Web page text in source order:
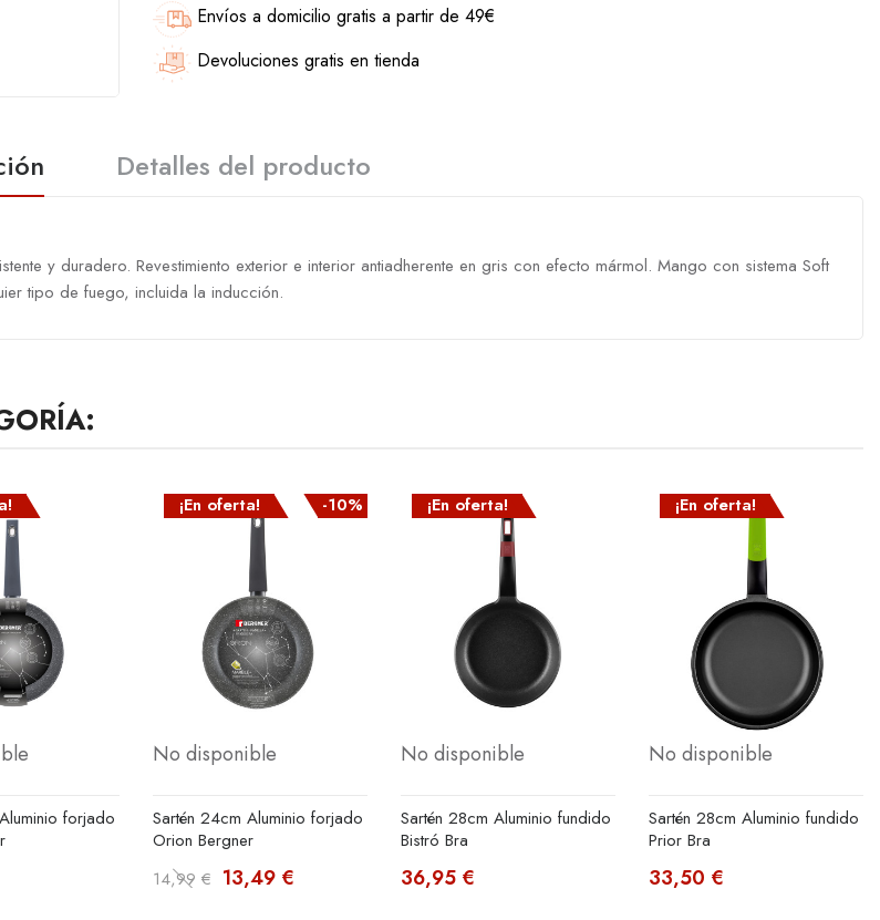
Envíos a domicilio gratis a partir de 49€
Devoluciones gratis en tienda
Detalles del producto
y duradero. Revestimiento exterior e interior antiadherente en gris con efecto mármol. Mango con sistema Soft
tipo de fuego, incluida la inducción.
forjado
-10%
¡En oferta!
No disponible
Sartén 24cm Aluminio forjado
Orion Bergner
14,99 € 13,49 €
¡En oferta!
No disponible
Sartén 28cm Aluminio fundido
Bistró Bra
36,95 €
¡En oferta!
No disponible
Sartén 28cm Aluminio fundido
Prior Bra
33,50 €